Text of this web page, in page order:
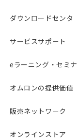
ダウンロードセンタ
サービスサポート
eラーニング・セミナ
オムロンの提供価値
販売ネットワーク
オンラインストア